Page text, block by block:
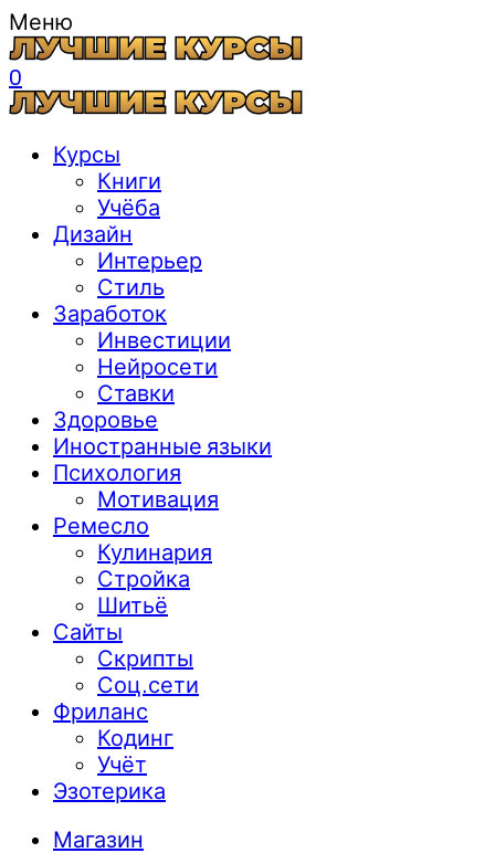
Меню
0
Курсы
Книги
Учёба
Дизайн
Интерьер
Стиль
Заработок
Инвестиции
Нейросети
Ставки
Здоровье
Иностранные языки
Психология
Мотивация
Ремесло
Кулинария
Стройка
Шитьё
Сайты
Скрипты
Соц.сети
Фриланс
Кодинг
Учёт
Эзотерика
Магазин